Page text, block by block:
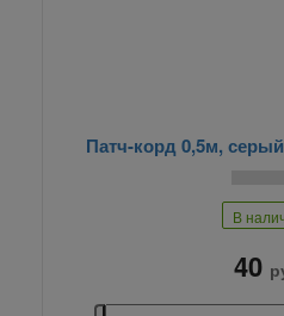
Патч-корд 0,5м,
В
40